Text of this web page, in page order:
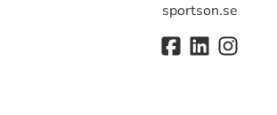
sportson.se